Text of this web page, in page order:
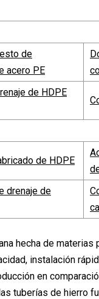
de
acero PE
de HDPE
de HDPE
drenaje de
hecha de
instalación
en
tuberías de hierro